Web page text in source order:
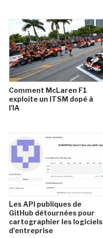
Comment McLaren F1
exploite un ITSM dopé à
l'IA
Les API publiques de
GitHub détournées pour
cartographier les logiciels
d'entreprise